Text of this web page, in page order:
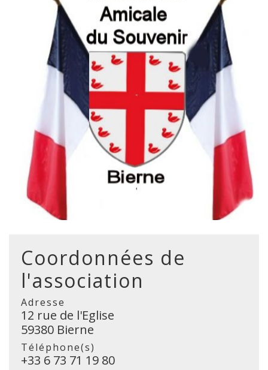
Coordonnées de
l'association
Adresse
12 rue de l'Eglise
59380 Bierne
Téléphone(s)
+33 6 73 71 19 80